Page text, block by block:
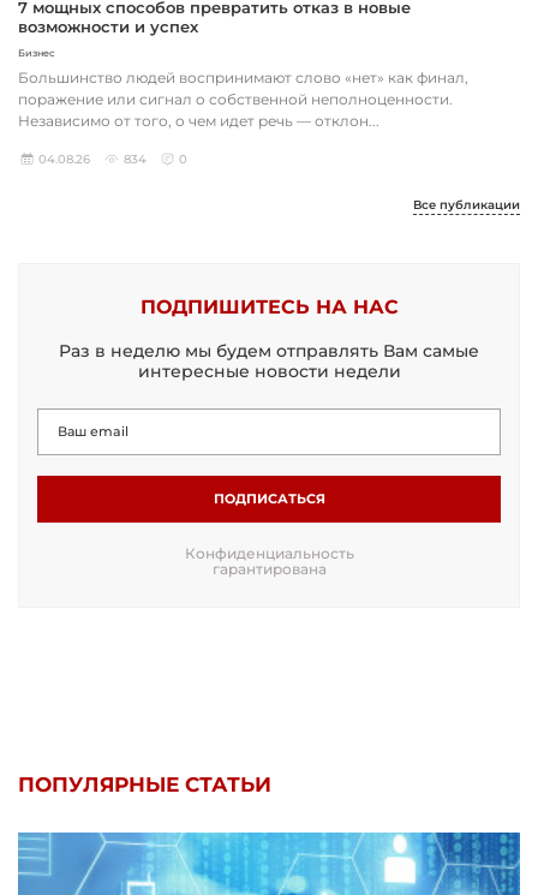
7 мощных способов превратить отказ в новые
возможности и успех
Бизнес
Большинство людей воспринимают слово «нет» как финал,
поражение или сигнал о собственной неполноценности.
Независимо от того, о чем идет речь — отклон...
04.08.26 834 0
Все публикации
ПОДПИШИТЕСЬ НА НАС
Раз в неделю мы будем отправлять Вам самые
интересные новости недели
ПОДПИСАТЬСЯ
Конфиденциальность
гарантирована
ПОПУЛЯРНЫЕ СТАТЬИ